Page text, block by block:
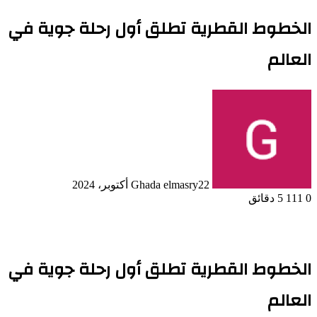
الخطوط القطرية تطلق أول رحلة جوية في
العالم
Ghada elmasry22 أكتوبر، 2024
0
5 دقائق
الخطوط القطرية تطلق أول رحلة جوية في
العالم